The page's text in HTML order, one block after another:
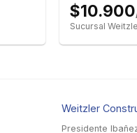
$10.900
Sucursal
Weitzler
Presidente